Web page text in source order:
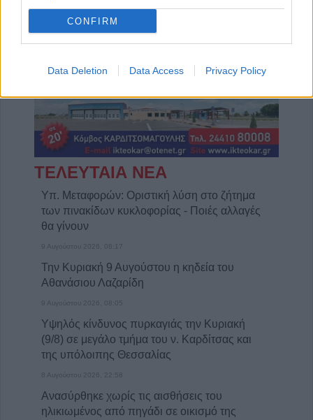
CONFIRM
Data Deletion Data Access Privacy Policy
ΤΕΛΕΥΤΑΙΑ ΝΕΑ
Υπ. Μεταφορών: Οριστική λύση στο ζήτημα
των πινακίδων κυκλοφορίας - Ποιές αλλαγές
θα γίνουν
9 Αυγούστου 2026, 08:17
Την Κυριακή 9 Αυγούστου η κηδεία του
Αθανάσιου Λαζαρίδη
9 Αυγούστου 2026, 08:05
Υψηλός κίνδυνος πυρκαγιάς την Κυριακή
(9/8) σε μεγάλο τμήμα του ν. Καρδίτσας και
της υπόλοιπης Θεσσαλίας
8 Αυγούστου 2026, 22:58
Ανασύρθηκε χωρίς τις αισθήσεις του
ηλικιωμένος από πηγάδι σε οικισμό της